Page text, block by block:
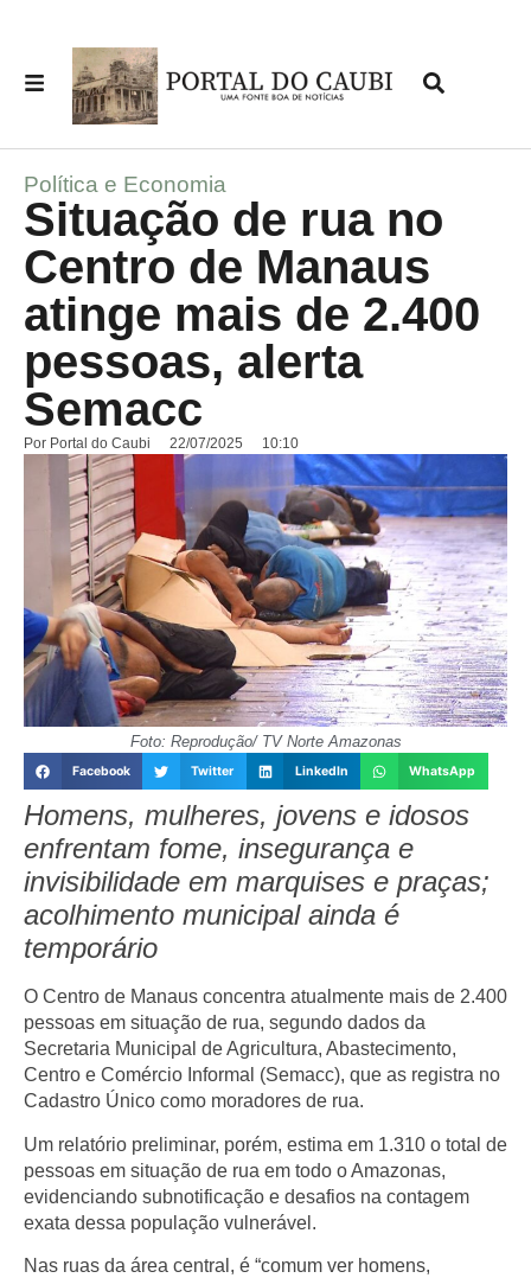
Política e Economia
Situação de rua no
Centro de Manaus
atinge mais de 2.400
pessoas, alerta
Semacc
Por Portal do Caubi 22/07/2025 10:10
Foto: Reprodução/ TV Norte Amazonas
Facebook Twitter LinkedIn WhatsApp
Homens, mulheres, jovens e idosos
enfrentam fome, insegurança e
invisibilidade em marquises e praças;
acolhimento municipal ainda é
temporário
O Centro de Manaus concentra atualmente mais de 2.400
pessoas em situação de rua, segundo dados da
Secretaria Municipal de Agricultura, Abastecimento,
Centro e Comércio Informal (Semacc), que as registra no
Cadastro Único como moradores de rua.
Um relatório preliminar, porém, estima em 1.310 o total de
pessoas em situação de rua em todo o Amazonas,
evidenciando subnotificação e desafios na contagem
exata dessa população vulnerável.
Nas ruas da área central, é “comum ver homens,